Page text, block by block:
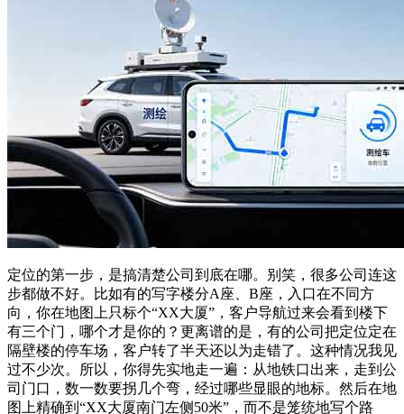
定位的第一步，是搞清楚公司到底在哪。别笑，很多公司连这
步都做不好。比如有的写字楼分A座、B座，入口在不同方
向，你在地图上只标个“XX大厦”，客户导航过来会看到楼下
有三个门，哪个才是你的？更离谱的是，有的公司把定位定在
隔壁楼的停车场，客户转了半天还以为走错了。这种情况我见
过不少次。所以，你得先实地走一遍：从地铁口出来，走到公
司门口，数一数要拐几个弯，经过哪些显眼的地标。然后在地
图上精确到“XX大厦南门左侧50米”，而不是笼统地写个路